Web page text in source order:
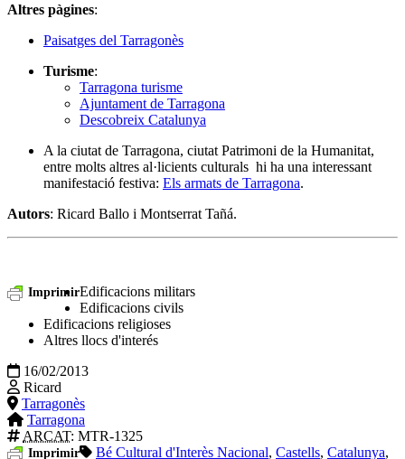
Altres pàgines:
Paisatges del Tarragonès
Turisme:
Tarragona turisme
Ajuntament de Tarragona
Descobreix Catalunya
A la ciutat de Tarragona, ciutat Patrimoni de la Humanitat,
entre molts altres al·licients culturals hi ha una interessant
manifestació festiva: Els armats de Tarragona.
Autors: Ricard Ballo i Montserrat Tañá.
ImprimirEdificacions militars
Edificacions civils
Edificacions religioses
Altres llocs d'interés
16/02/2013
Ricard
Tarragonès
Tarragona
ARCAT: MTR-1325
Imprimir Bé Cultural d'Interès Nacional, Castells, Catalunya,